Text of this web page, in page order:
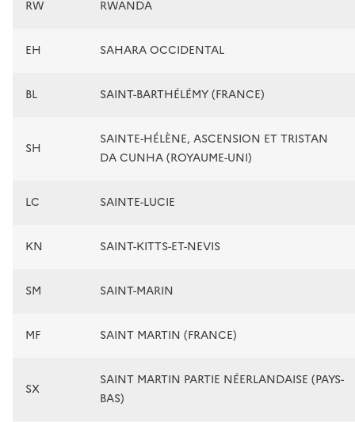
RW RWANDA
EH SAHARA OCCIDENTAL
BL SAINT-BARTHÉLÉMY (FRANCE)
SH
SAINTE-HÉLÈNE, ASCENSION ET TRISTAN
DA CUNHA (ROYAUME-UNI)
LC SAINTE-LUCIE
KN SAINT-KITTS-ET-NEVIS
SM SAINT-MARIN
MF SAINT MARTIN (FRANCE)
SX
SAINT MARTIN PARTIE NÉERLANDAISE (PAYS-
BAS)